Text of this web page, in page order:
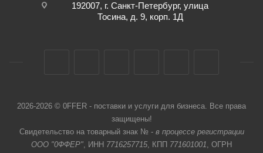
192007, г. Санкт-Петербург, улица
Тосина, д. 9, корп. 1Д
2026-2026 © 0FFER - поставки и услуги для бизнеса. Все права
защищены!
Свидетельство на товарный знак № - в процессе регистрации
ООО "0ФФЕР", ИНН 7716257715, КПП 771601001, ОГРН